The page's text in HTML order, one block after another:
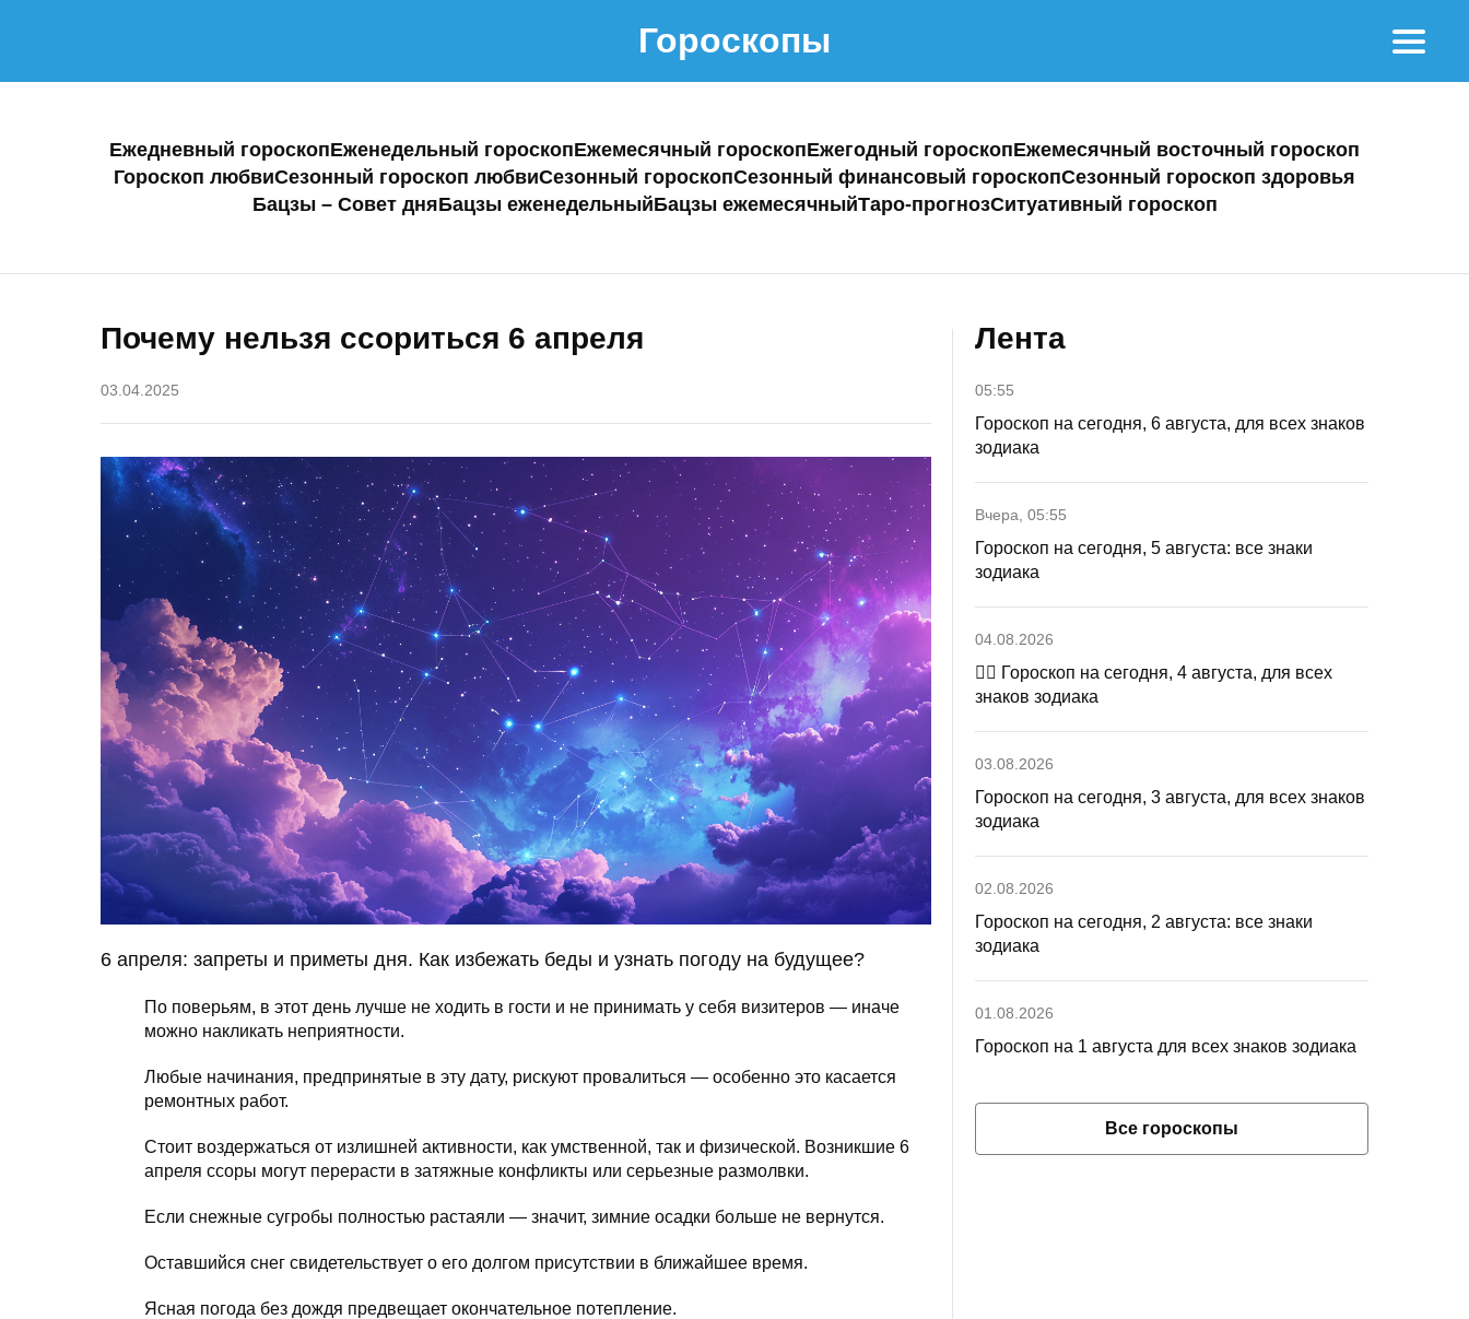
Гороскопы
Ежедневный гороскопЕженедельный гороскопЕжемесячный гороскопЕжегодный гороскопЕжемесячный восточный гороскоп
Гороскоп любвиСезонный гороскоп любвиСезонный гороскопСезонный финансовый гороскопСезонный гороскоп здоровья
Бацзы – Совет дняБацзы еженедельныйБацзы ежемесячныйТаро-прогнозСитуативный гороскоп
Почему нельзя ссориться 6 апреля
03.04.2025
6 апреля: запреты и приметы дня. Как избежать беды и узнать погоду на будущее?
По поверьям, в этот день лучше не ходить в гости и не принимать у себя визитеров — иначе
можно накликать неприятности.
Любые начинания, предпринятые в эту дату, рискуют провалиться — особенно это касается
ремонтных работ.
Стоит воздержаться от излишней активности, как умственной, так и физической. Возникшие 6
апреля ссоры могут перерасти в затяжные конфликты или серьезные размолвки.
Если снежные сугробы полностью растаяли — значит, зимние осадки больше не вернутся.
Оставшийся снег свидетельствует о его долгом присутствии в ближайшее время.
Ясная погода без дождя предвещает окончательное потепление.
Лента
05:55
Гороскоп на сегодня, 6 августа, для всех знаков
зодиака
Вчера, 05:55
Гороскоп на сегодня, 5 августа: все знаки
зодиака
04.08.2026
🧙‍♀ Гороскоп на сегодня, 4 августа, для всех
знаков зодиака
03.08.2026
Гороскоп на сегодня, 3 августа, для всех знаков
зодиака
02.08.2026
Гороскоп на сегодня, 2 августа: все знаки
зодиака
01.08.2026
Гороскоп на 1 августа для всех знаков зодиака
Все гороскопы